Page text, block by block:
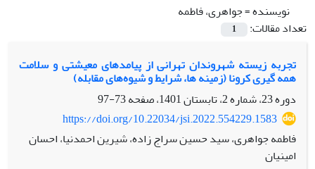
نویسنده =جواهری، فاطمه
تعداد مقالات:
1
تجربه زیسته شهروندان تهرانی از پیامدهای معیشتی و سلامت
همه گیری کرونا (زمینه ها، شرایط و شیوه‌های مقابله)
دوره 23، شماره 2، تابستان 1401، صفحه
73-97
https://doi.org/10.22034/jsi.2022.554229.1583
فاطمه جواهری، سید حسین سراج زاده، شیرین احمدنیا، احسان
امینیان